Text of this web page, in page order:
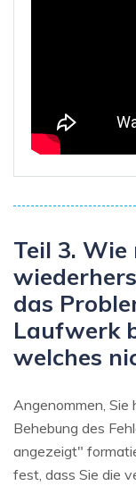
Teil 3.
das
Laufwerk
welches
Angenommen,
Behebung des
angezeigt"
fest, dass Sie die